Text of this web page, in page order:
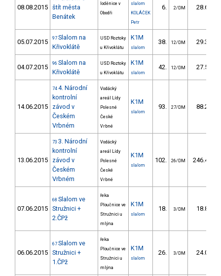
08.08.2015 štít města
Benátek
loděnice v
Obodři
slalom
KOLÁČEK
Petr
6. 2/DM 28.60
05.07.2015 97 Slalom na
Křivoklátě
USD Roztoky
u Křivoklátu
K1M
slalom
38. 12/DM 29.38
04.07.2015 96 Slalom na
Křivoklátě
USD Roztoky
u Křivoklátu
K1M
slalom
42. 12/DM 27.59
14.06.2015
74 4. Národní
kontrolní
závod v
Českém
Vrbném
Vodácký
areál Lídy
Polesné
České
Vrbné
K1M
slalom
93. 27/DM 88.25
13.06.2015
73 3. Národní
kontrolní
závod v
Českém
Vrbném
Vodácký
areál Lídy
Polesné
České
Vrbné
K1M
slalom
102. 26/DM 246.47
07.06.2015
68 Slalom ve
Stružnici +
2.ČPž
řeka
Ploučnice ve
Stružnici u
mlýna
K1M
slalom
18. 3/DM 18.83
06.06.2015
67 Slalom ve
Stružnici +
1.ČPž
řeka
Ploučnice ve
Stružnici u
mlýna
K1M
slalom
26. 3/DM 24.04